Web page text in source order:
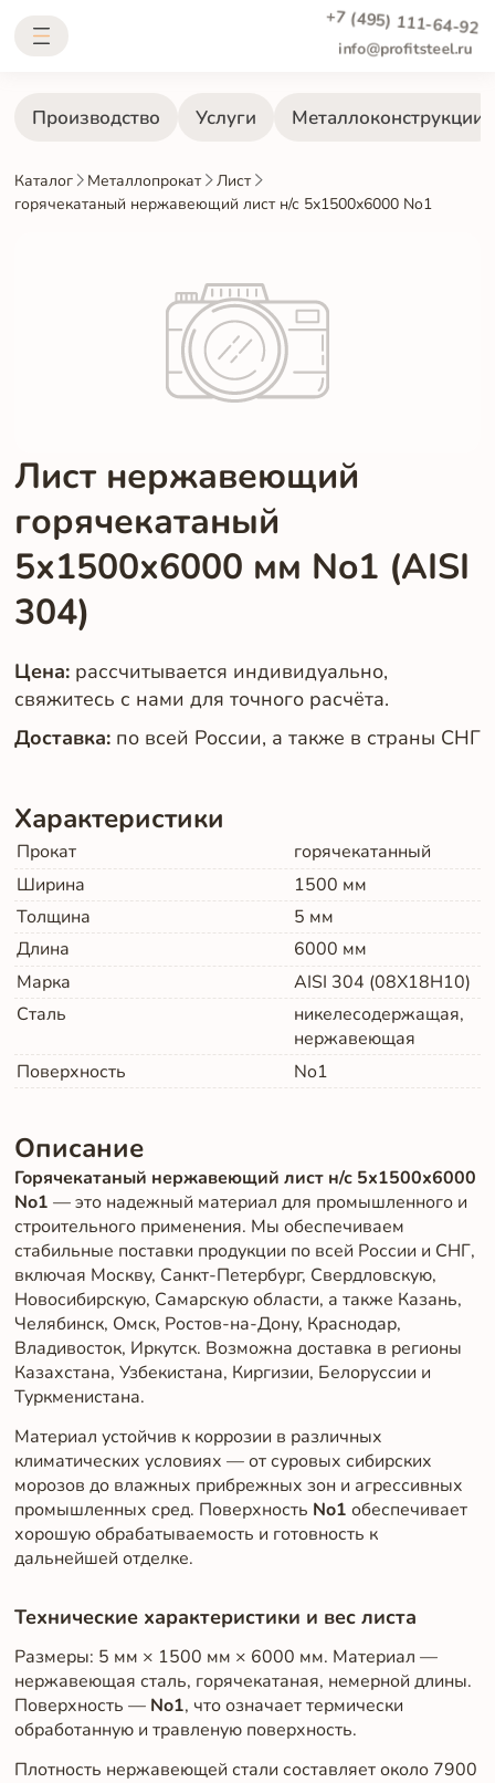
+7 (495) 111-64-92
info@profitsteel.ru
Производство Услуги Металлоконструкции
Каталог Металлопрокат
Лист
горячекатаный нержавеющий лист н/с 5х1500х6000 No1
Лист нержавеющий
горячекатаный
5х1500х6000 мм No1 (AISI
304)
Цена: рассчитывается индивидуально,
свяжитесь с нами для точного расчёта.
Доставка: по всей России, а также в страны СНГ
Характеристики
Прокат
горячекатанный
Ширина
1500 мм
Толщина
5 мм
Длина
6000 мм
Марка
AISI 304 (08Х18Н10)
Сталь
никелесодержащая,
нержавеющая
Поверхность
No1
Описание
Горячекатаный нержавеющий лист н/с 5х1500х6000
No1 — это надежный материал для промышленного и
строительного применения. Мы обеспечиваем
стабильные поставки продукции по всей России и СНГ,
включая Москву, Санкт-Петербург, Свердловскую,
Новосибирскую, Самарскую области, а также Казань,
Челябинск, Омск, Ростов-на-Дону, Краснодар,
Владивосток, Иркутск. Возможна доставка в регионы
Казахстана, Узбекистана, Киргизии, Белоруссии и
Туркменистана.
Материал устойчив к коррозии в различных
климатических условиях — от суровых сибирских
морозов до влажных прибрежных зон и агрессивных
промышленных сред. Поверхность No1 обеспечивает
хорошую обрабатываемость и готовность к
дальнейшей отделке.
Технические характеристики и вес листа
Размеры: 5 мм × 1500 мм × 6000 мм. Материал —
нержавеющая сталь, горячекатаная, немерной длины.
Поверхность — No1, что означает термически
обработанную и травленую поверхность.
Плотность нержавеющей стали составляет около 7900